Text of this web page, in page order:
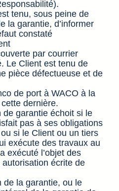
tenu, sous peine de
la garantie, d’informer
constaté
par courrier
Le Client est tenu de
pièce défectueuse et de
de port à WACO à la
dernière.
de garantie échoit si le
pas à ses obligations
si le Client ou un tiers
exécute des travaux au
exécuté l’objet des
écrite de
de la garantie, ou le